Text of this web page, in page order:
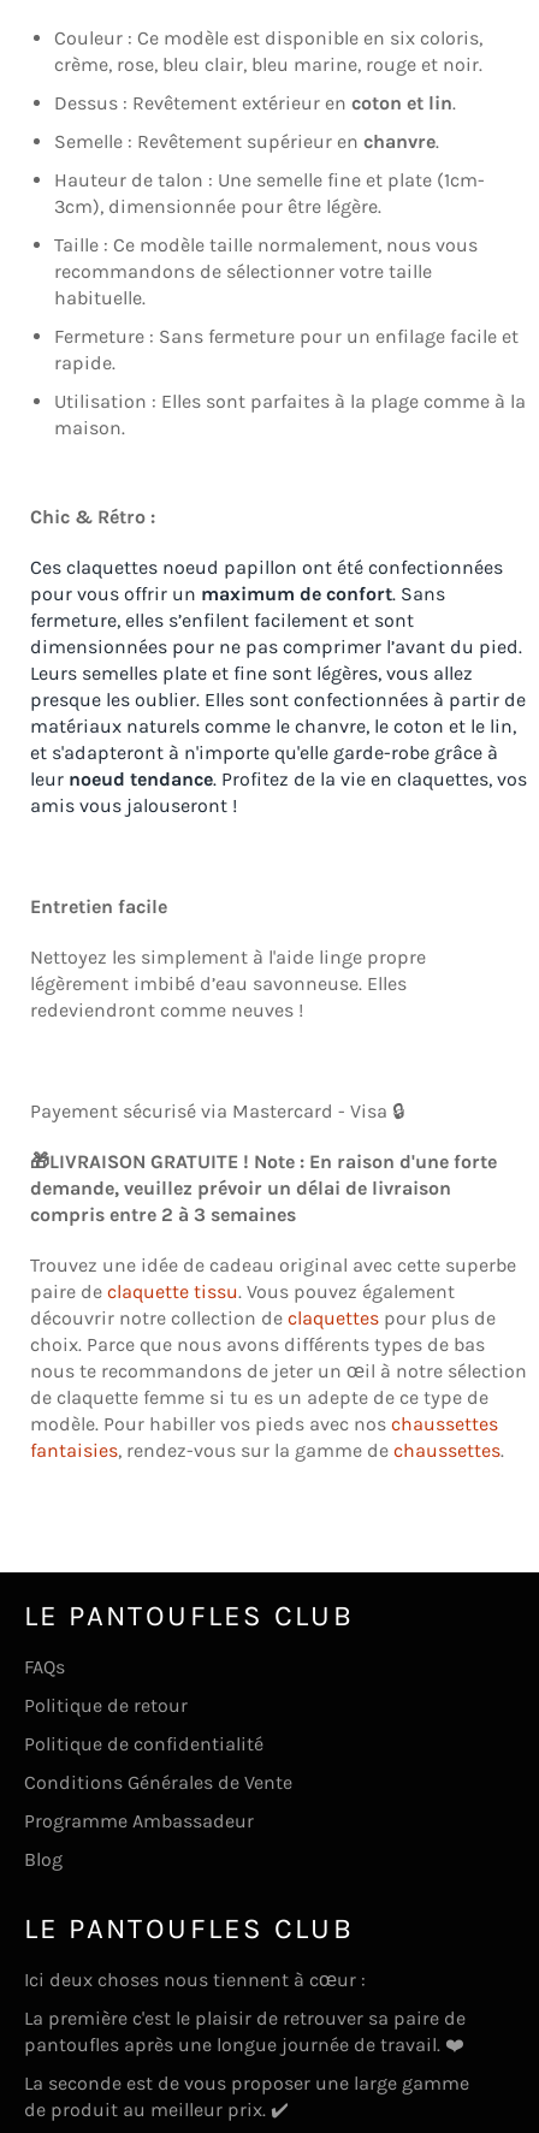
Couleur : Ce modèle est disponible en six coloris,
crème, rose, bleu clair, bleu marine, rouge et noir.
Dessus : Revêtement extérieur en coton et lin.
Semelle : Revêtement supérieur en chanvre.
Hauteur de talon : Une semelle fine et plate (1cm-
3cm), dimensionnée pour être légère.
Taille : Ce modèle taille normalement, nous vous
recommandons de sélectionner votre taille
habituelle.
Fermeture : Sans fermeture pour un enfilage facile et
rapide.
Utilisation : Elles sont parfaites à la plage comme à la
maison.
Chic & Rétro :
Ces claquettes noeud papillon ont été confectionnées
pour vous offrir un maximum de confort. Sans
fermeture, elles s’enfilent facilement et sont
dimensionnées pour ne pas comprimer l’avant du pied.
Leurs semelles plate et fine sont légères, vous allez
presque les oublier. Elles sont confectionnées à partir de
matériaux naturels comme le chanvre, le coton et le lin,
et s'adapteront à n'importe qu'elle garde-robe grâce à
leur noeud tendance. Profitez de la vie en claquettes, vos
amis vous jalouseront !
Entretien facile
Nettoyez les simplement à l'aide linge propre
légèrement imbibé d’eau savonneuse. Elles
redeviendront comme neuves !
Payement sécurisé via Mastercard - Visa 🔒
🎁LIVRAISON GRATUITE ! Note : En raison d'une forte
demande, veuillez prévoir un délai de livraison
compris entre 2 à 3 semaines
Trouvez une idée de cadeau original avec cette superbe
paire de claquette tissu. Vous pouvez également
découvrir notre collection de claquettes pour plus de
choix. Parce que nous avons différents types de bas
nous te recommandons de jeter un œil à notre sélection
de claquette femme si tu es un adepte de ce type de
modèle. Pour habiller vos pieds avec nos chaussettes
fantaisies, rendez-vous sur la gamme de chaussettes.
LE PANTOUFLES CLUB
FAQs
Politique de retour
Politique de confidentialité
Conditions Générales de Vente
Programme Ambassadeur
Blog
LE PANTOUFLES CLUB
Ici deux choses nous tiennent à cœur :
La première c'est le plaisir de retrouver sa paire de
pantoufles après une longue journée de travail. ❤️
La seconde est de vous proposer une large gamme
de produit au meilleur prix. ✔️